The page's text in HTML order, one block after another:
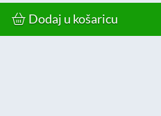
Dodaj u košaricu